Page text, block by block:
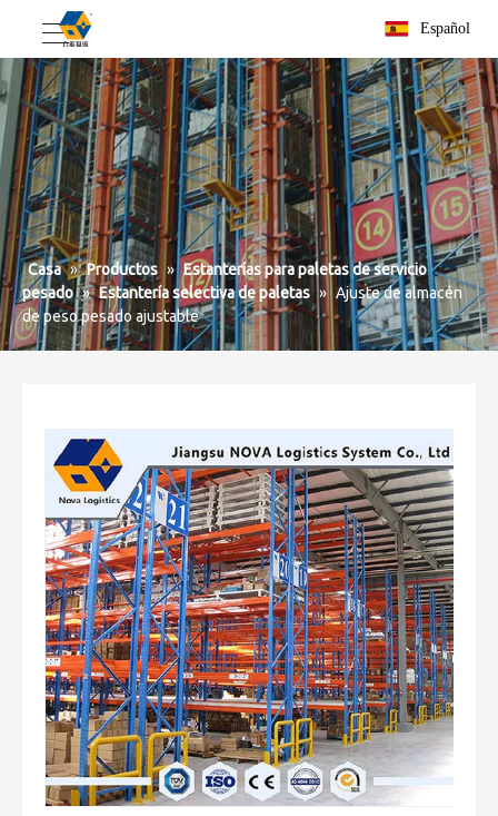
Español
Casa » Productos » Estanterías para paletas de servicio
pesado » Estantería selectiva de paletas » Ajuste de almacén
de peso pesado ajustable